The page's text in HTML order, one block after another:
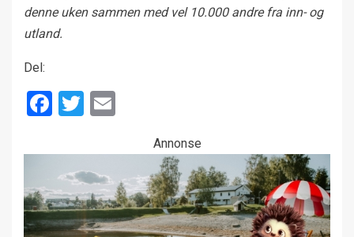
denne uken sammen med vel 10.000 andre fra inn- og
utland.
Del:
Facebook
Twitter
Annonse